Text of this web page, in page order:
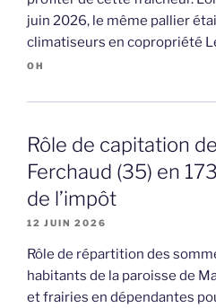
juin 2026, le même pallier
climatiseurs en copropriété
OH
Rôle de capitation
Ferchaud (35) en
de l’impôt
12 JUIN 2026
Rôle de répartition des
habitants de la paroisse de
et frairies en dépendantes